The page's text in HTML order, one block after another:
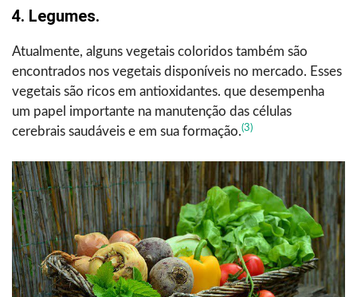
4. Legumes.
Atualmente, alguns vegetais coloridos também são
encontrados nos vegetais disponíveis no mercado. Esses
vegetais são ricos em antioxidantes. que desempenha
um papel importante na manutenção das células
cerebrais saudáveis e em sua formação.(3)